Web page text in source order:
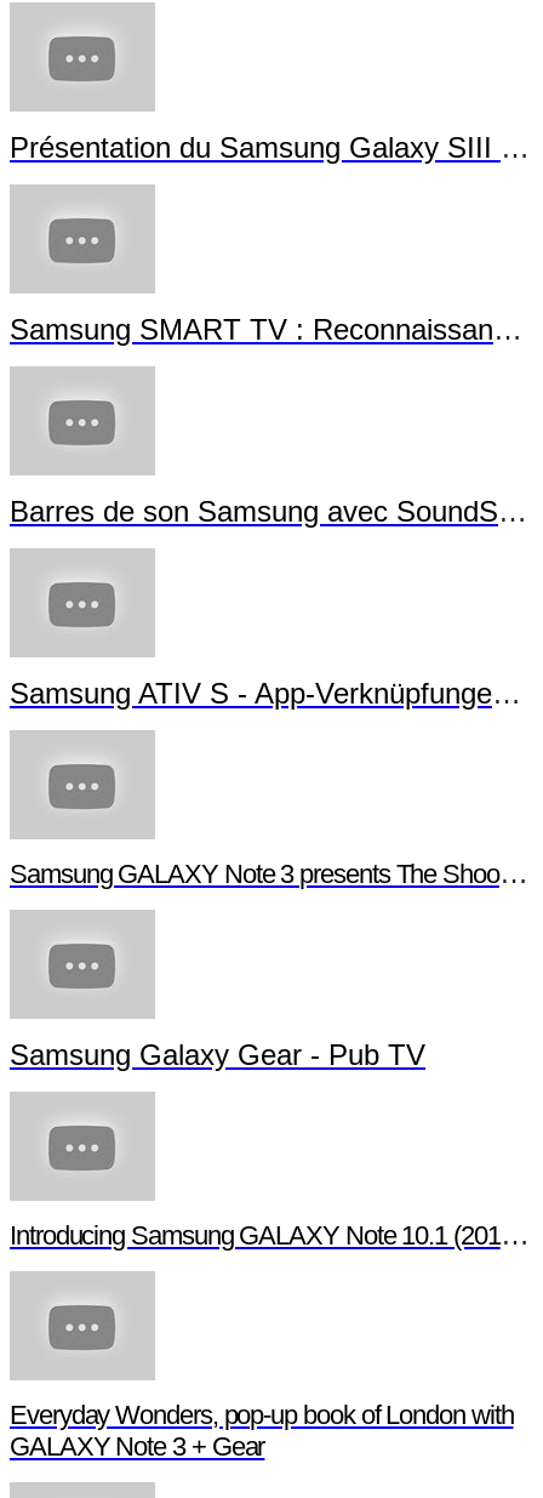
Présentation du Samsung Galaxy SIII Mini
Samsung SMART TV : Reconnaissance Gestuelle
Barres de son Samsung avec SoundShare
Samsung ATIV S - App-Verknüpfungen erstellen
Samsung GALAXY Note 3 presents The Shoot - Behind the scenes
Samsung Galaxy Gear - Pub TV
Introducing Samsung GALAXY Note 10.1 (2014 Edition)
Everyday Wonders, pop-up book of London with
GALAXY Note 3 + Gear